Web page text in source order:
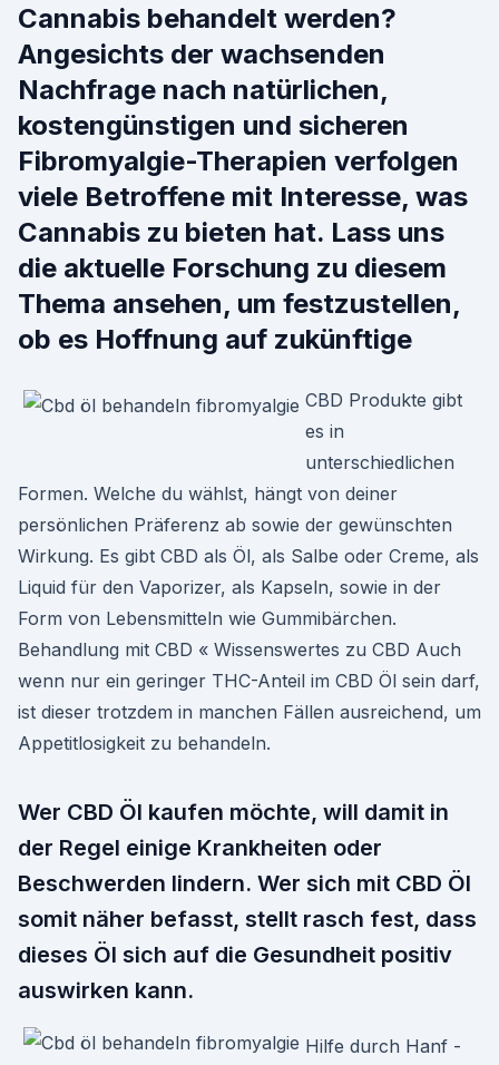
Cannabis behandelt werden?
Angesichts der wachsenden
Nachfrage nach natürlichen,
kostengünstigen und sicheren
Fibromyalgie-Therapien verfolgen
viele Betroffene mit Interesse, was
Cannabis zu bieten hat. Lass uns
die aktuelle Forschung zu diesem
Thema ansehen, um festzustellen,
ob es Hoffnung auf zukünftige
CBD Produkte gibt
es in
unterschiedlichen
Formen. Welche du wählst, hängt von deiner
persönlichen Präferenz ab sowie der gewünschten
Wirkung. Es gibt CBD als Öl, als Salbe oder Creme, als
Liquid für den Vaporizer, als Kapseln, sowie in der
Form von Lebensmitteln wie Gummibärchen.
Behandlung mit CBD « Wissenswertes zu CBD Auch
wenn nur ein geringer THC-Anteil im CBD Öl sein darf,
ist dieser trotzdem in manchen Fällen ausreichend, um
Appetitlosigkeit zu behandeln.
Wer CBD Öl kaufen möchte, will damit in
der Regel einige Krankheiten oder
Beschwerden lindern. Wer sich mit CBD Öl
somit näher befasst, stellt rasch fest, dass
dieses Öl sich auf die Gesundheit positiv
auswirken kann.
Hilfe durch Hanf -